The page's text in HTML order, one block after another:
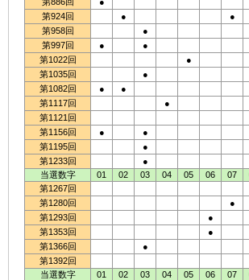
第924回
● ●
第958回
●
第997回
● ●
第1022回
●
第1035回
●
第1082回
●
●
第1117回
●
第1121回
第1156回
●
●
第1195回
●
第1233回
●
当選数字
01 02 03 04 05 06 07
第1267回
第1280回
●
第1293回
●
第1353回
●
第1366回
●
第1392回
当選数字
01 02 03 04 05 06 07